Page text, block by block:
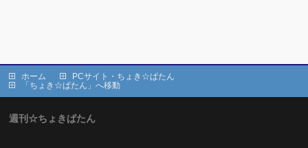
ホーム
PCサイト・ちょき☆ぱたん
「ちょき☆ぱたん」へ移動
週刊☆ちょきぱたん